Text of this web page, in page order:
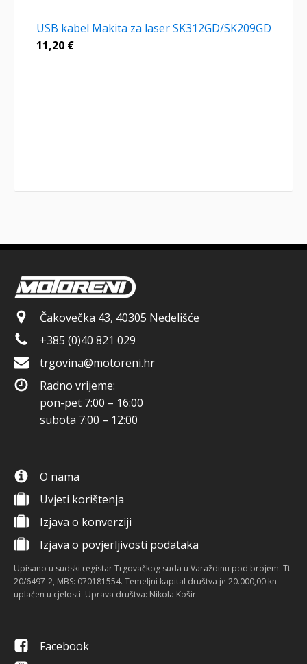
USB kabel Makita za laser SK312GD/SK209GD
11,20 €
Čakovečka 43, 40305 Nedelišće
+385 (0)40 821 029
trgovina@motoreni.hr
Radno vrijeme:
pon-pet 7:00 – 16:00
subota 7:00 – 12:00
O nama
Uvjeti korištenja
Izjava o konverziji
Izjava o povjerljivosti podataka
Upisano u sudski registar Trgovačkog suda u Varaždinu pod brojem: Tt-
20/6497-2, MBS: 070181554. Temeljni kapital društva je 20.000,00 kn
uplaćen u cjelosti. Uprava društva: Nikola Košir.
Facebook